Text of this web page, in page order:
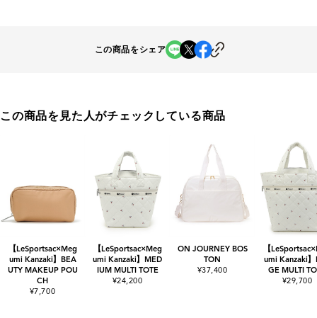
この商品をシェア
この商品を見た人がチェックしている商品
【LeSportsac×Meg
umi Kanzaki】BEA
UTY MAKEUP POU
CH
¥7,700
【LeSportsac×Meg
umi Kanzaki】MED
IUM MULTI TOTE
¥24,200
ON JOURNEY BOS
TON
¥37,400
【
umi Kanzaki】
GE MULTI
¥29,700